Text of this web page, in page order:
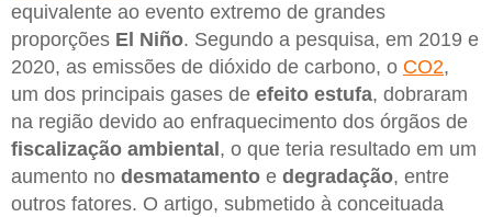
equivalente ao evento extremo de grandes
proporções El Niño. Segundo a pesquisa, em 2019 e
2020, as emissões de dióxido de carbono, o CO2,
um dos principais gases de efeito estufa, dobraram
na região devido ao enfraquecimento dos órgãos de
fiscalização ambiental , o que teria resultado em um
aumento no desmatamento e degradação, entre
outros fatores. O artigo, submetido à conceituada